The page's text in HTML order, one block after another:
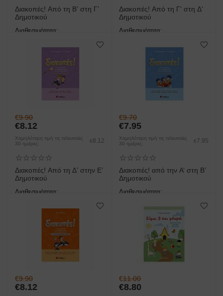
Διακοπές! Από τη Β’ στη Γ’
Δημοτικού
Διαθεσιμότητα:
Διακοπές! Από τη Γ’ στη Δ’
Δημοτικού
Διαθεσιμότητα:
€9.90
€8.12
Χαμηλότερη τιμή τις τελευταίες
30 ημέρες:
€ 8.12
Διακοπές! Από τη Δ’ στην Ε’
Δημοτικού
Διαθεσιμότητα:
€9.70
€7.95
Χαμηλότερη τιμή τις τελευταίες
30 ημέρες:
€ 7.95
Διακοπές! από την Α’ στη Β’
Δημοτικού
Διαθεσιμότητα:
€9.90
€8.12
€11.00
€8.80